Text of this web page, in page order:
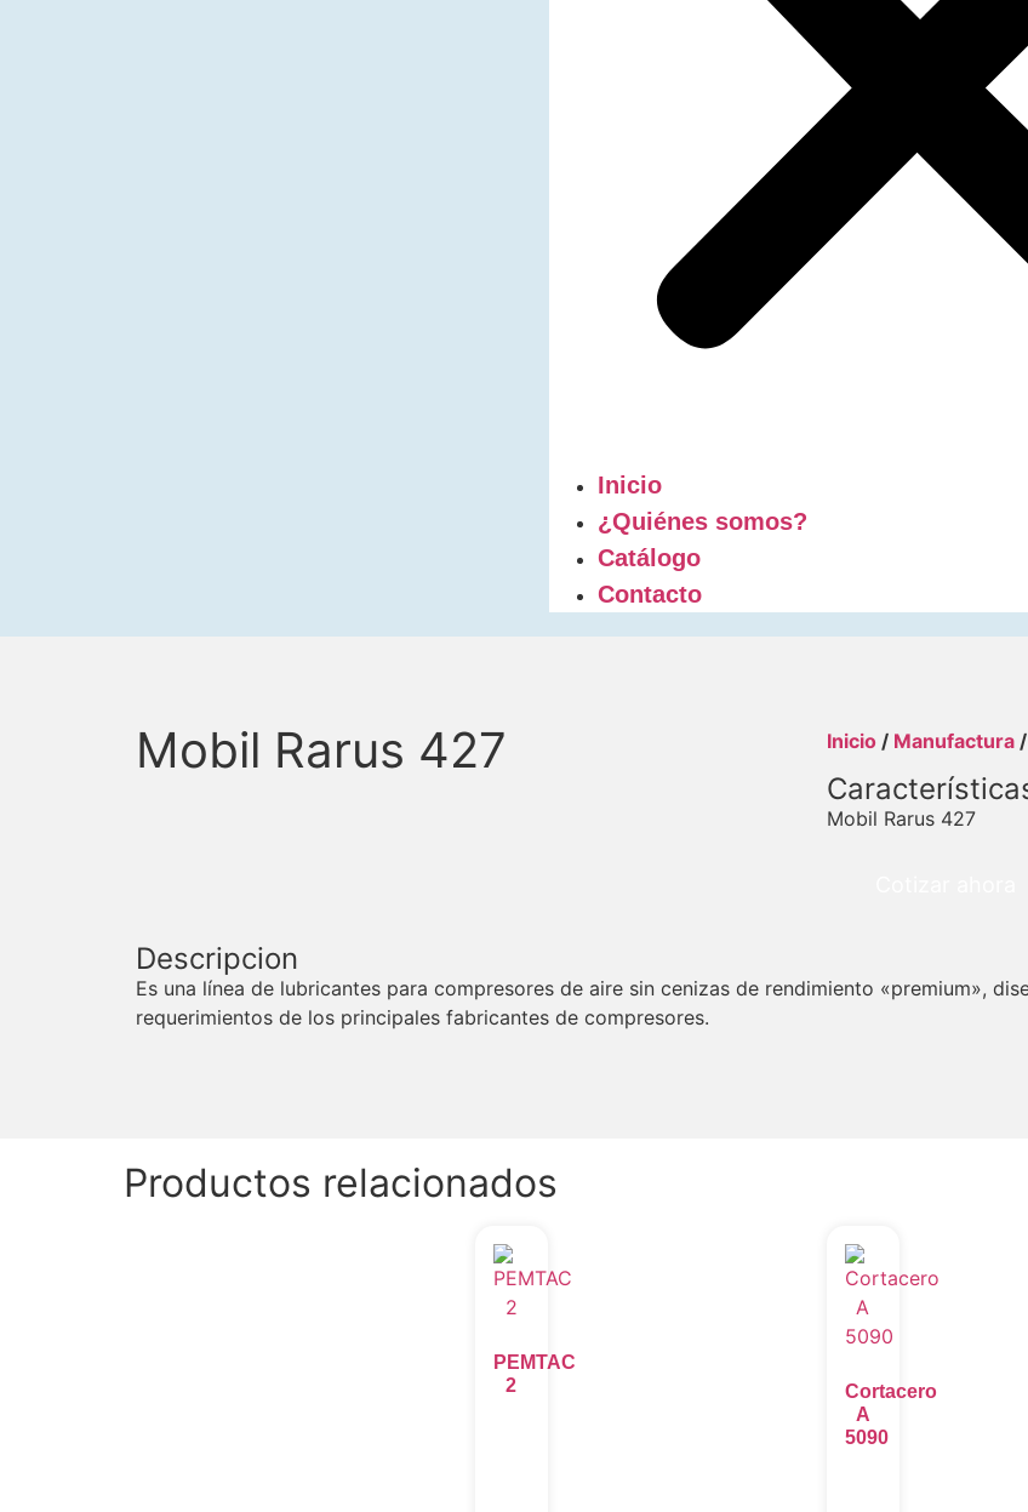
Inicio
¿Quiénes somos?
Catálogo
Contacto
Mobil Rarus 427 Inicio / Manufactura
Mobil Rarus 427
Descripcion
Es una línea de lubricantes para compresores de aire sin cenizas de rendimiento «premium»,
requerimientos de los principales fabricantes de compresores.
Productos relacionados
PEMTAC
2
Cortacero
A
5090